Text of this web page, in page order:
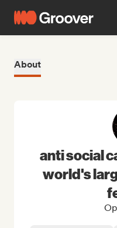
About
anti social
world's